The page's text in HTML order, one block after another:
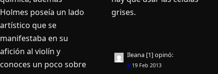
Holmes poseía un lado
artístico que se
manifestaba en su
afición al violín y
conoces un poco sobre
grises.
Ileana [1]opinó:
#19 Feb 2013